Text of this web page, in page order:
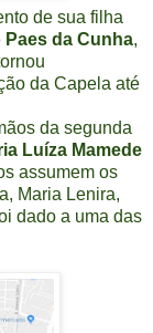
de sua filha
da Cunha,
da Capela até
da segunda
Luíza Mamede
assumem os
Maria Lenira,
dado a uma das